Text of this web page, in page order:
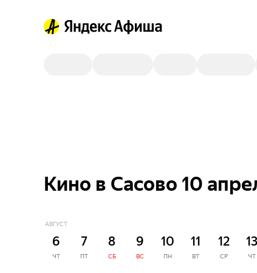
Кино в Сасово 10
АВГУСТ
6
ЧТ
7
ПТ
8
СБ
9
ВС
10
ПН
11
ВТ
12
СР
13
ЧТ